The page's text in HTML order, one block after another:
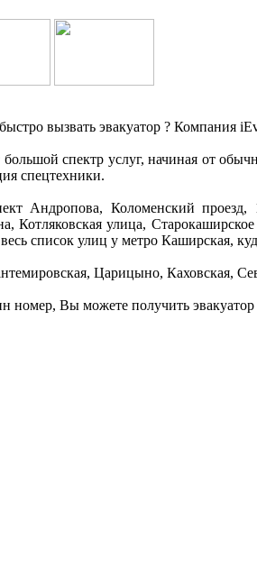
вызвать эвакуатор ? Компания
спектр услуг, начиная от
спецтехники.
Андропова, Коломенский проезд,
Котляковская улица,
список улиц у метро Каширская,
Царицыно, Каховская,
номер, Вы можете получить